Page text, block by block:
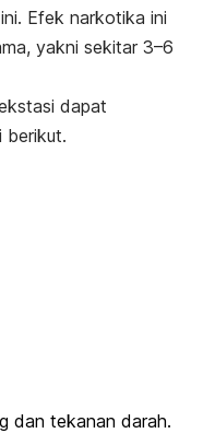
Efek narkotika ini
yakni sekitar 3–6
dapat
berikut.
dan tekanan darah.